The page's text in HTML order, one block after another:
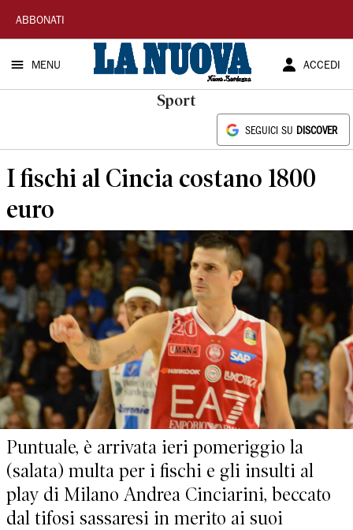
La
Nuova
Sardegna
ABBONATI
MENU ACCEDI
Sport
SEGUICI SU DISCOVER
I fischi al Cincia costano 1800
euro
Puntuale, è arrivata ieri pomeriggio la
(salata) multa per i fischi e gli insulti al
play di Milano Andrea Cinciarini, beccato
dal tifosi sassaresi in merito ai suoi